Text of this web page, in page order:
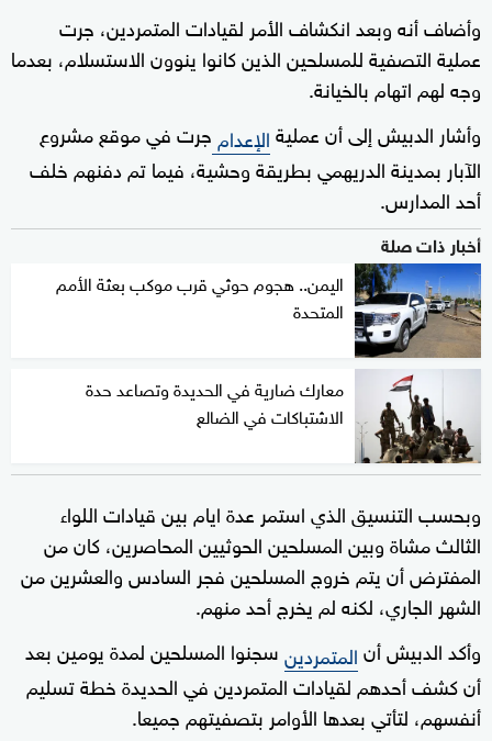
وأضاف أنه وبعد انكشاف الأمر لقيادات المتمردين، جرت
عملية التصفية للمسلحين الذين كانوا ينوون الاستسلام، بعدما
وجه لهم اتهام بالخيانة.
وأشار الدبيش إلى أن عمليةالإعدامجرت في موقع مشروع
الآبار بمدينة الدريهمي بطريقة وحشية، فيما تم دفنهم خلف
أحد المدارس.
أخبار ذات صلة
اليمن.. هجوم حوثي قرب موكب بعثة الأمم
المتحدة
معارك ضارية في الحديدة وتصاعد حدة
الاشتباكات في الضالع
وبحسب التنسيق الذي استمر عدة ايام بين قيادات اللواء
الثالث مشاة وبين المسلحين الحوثيين المحاصرين، كان من
المفترض أن يتم خروج المسلحين فجر السادس والعشرين من
الشهر الجاري، لكنه لم يخرج أحد منهم.
وأكد الدبيش أنالمتمردينسجنوا المسلحين لمدة يومين بعد
أن كشف أحدهم لقيادات المتمردين في الحديدة خطة تسليم
أنفسهم، لتأتي بعدها الأوامر بتصفيتهم جميعا.